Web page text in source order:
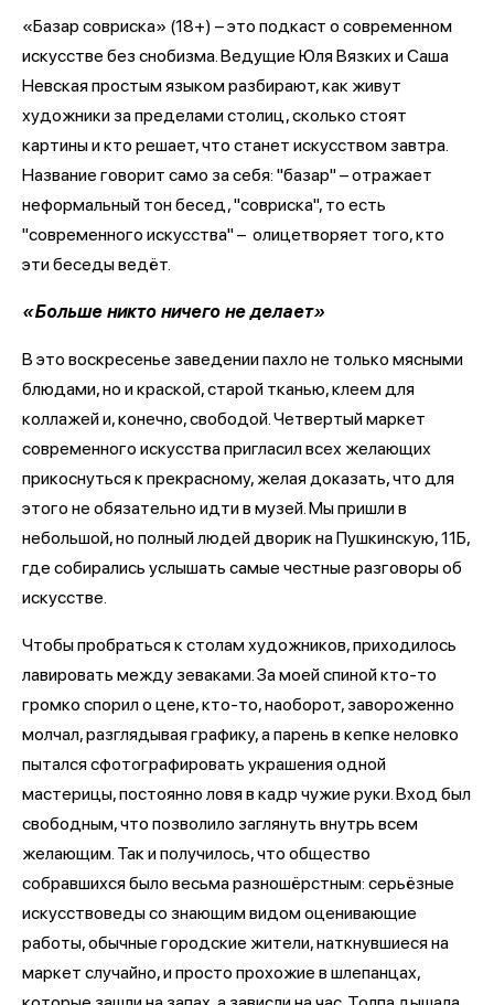
«Базар совриска» (18+) – это подкаст о современном
искусстве без снобизма. Ведущие Юля Вязких и Саша
Невская простым языком разбирают, как живут
художники за пределами столиц, сколько стоят
картины и кто решает, что станет искусством завтра.
Название говорит само за себя: "базар" – отражает
неформальный тон бесед, "совриска", то есть
"современного искусства" – олицетворяет того, кто
эти беседы ведёт.
«Больше никто ничего не делает»
В это воскресенье заведении пахло не только мясными
блюдами, но и краской, старой тканью, клеем для
коллажей и, конечно, свободой. Четвертый маркет
современного искусства пригласил всех желающих
прикоснуться к прекрасному, желая доказать, что для
этого не обязательно идти в музей. Мы пришли в
небольшой, но полный людей дворик на Пушкинскую, 11Б,
где собирались услышать самые честные разговоры об
искусстве.
Чтобы пробраться к столам художников, приходилось
лавировать между зеваками. За моей спиной кто-то
громко спорил о цене, кто-то, наоборот, завороженно
молчал, разглядывая графику, а парень в кепке неловко
пытался сфотографировать украшения одной
мастерицы, постоянно ловя в кадр чужие руки. Вход был
свободным, что позволило заглянуть внутрь всем
желающим. Так и получилось, что общество
собравшихся было весьма разношёрстным: серьёзные
искусствоведы со знающим видом оценивающие
работы, обычные городские жители, наткнувшиеся на
маркет случайно, и просто прохожие в шлепанцах,